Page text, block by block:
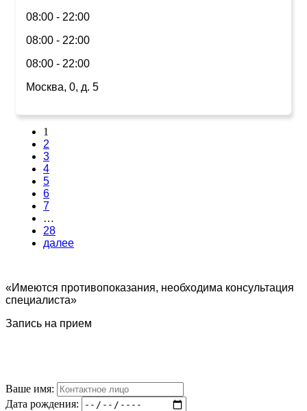
08:00 - 22:00
08:00 - 22:00
08:00 - 22:00
Москва, 0, д. 5
1
2
3
4
5
6
7
…
28
далее
«Имеются противопоказания, необходима консультация
специалиста»
Запись на прием
Ваше имя:
Дата рождения: